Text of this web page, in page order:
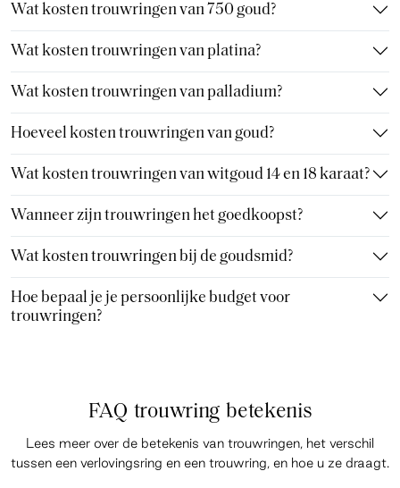
Wat kosten trouwringen van 750 goud?
Wat kosten trouwringen van platina?
Wat kosten trouwringen van palladium?
Hoeveel kosten trouwringen van goud?
Wat kosten trouwringen van witgoud 14 en 18 karaat?
Wanneer zijn trouwringen het goedkoopst?
Wat kosten trouwringen bij de goudsmid?
Hoe bepaal je je persoonlijke budget voor
trouwringen?
FAQ trouwring betekenis
Lees meer over de betekenis van trouwringen, het verschil
tussen een verlovingsring en een trouwring, en hoe u ze draagt.